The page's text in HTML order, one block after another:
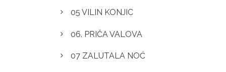
05 VILIN KONJIC
06. PRIČA VALOVA
07 ZALUTALA NOĆ